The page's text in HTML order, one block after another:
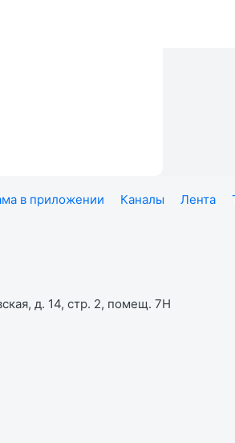
в приложении Каналы Лента
д. 14, стр. 2, помещ. 7Н